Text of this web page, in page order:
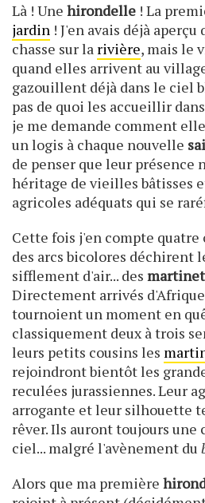
Là ! Une hirondelle ! La
jardin ! J'en avais déjà
chasse sur la rivière, mais le
quand elles arrivent au
gazouillent déjà dans le ciel
pas de quoi les accueillir
je me demande comment
un logis à chaque nouvelle
de penser que leur présence
héritage de vieilles bâtisses
agricoles adéquats qui se
Cette fois j'en compte quatre
des arcs bicolores déchirent
sifflement d'air... des
Directement arrivés
tournoient un moment en
classiquement deux à trois
leurs petits cousins les
rejoindront bientôt les
reculées jurassiennes. Leur
arrogante et leur silhouette
rêver. Ils auront toujours une
ciel... malgré l'avènement du
Alors que ma première